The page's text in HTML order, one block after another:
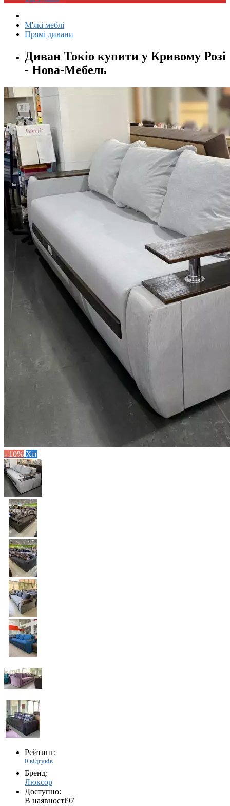
М'які меблі
Прямі дивани
Диван Токіо купити у Кривому Розі
- Нова-Мебель
- 10% Хіт
Рейтинг:
0 відгуків
Бренд:
Люксор
Доступно:
В наявності97